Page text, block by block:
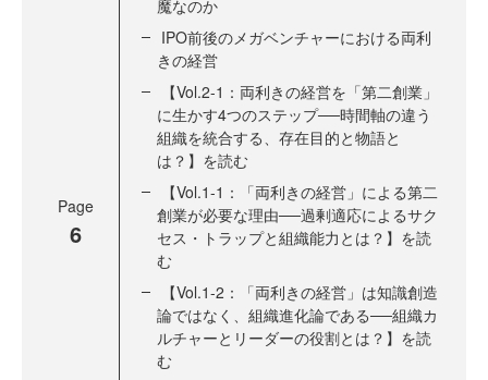
Page
6
魔なのか
IPO前後のメガベンチャーにおける両利
きの経営
【Vol.2-1：両利きの経営を「第二創業」
に生かす4つのステップ──時間軸の違う
組織を統合する、存在目的と物語と
は？】を読む
【Vol.1-1：「両利きの経営」による第二
創業が必要な理由──過剰適応によるサク
セス・トラップと組織能力とは？】を読
む
【Vol.1-2：「両利きの経営」は知識創造
論ではなく、組織進化論である──組織カ
ルチャーとリーダーの役割とは？】を読
む